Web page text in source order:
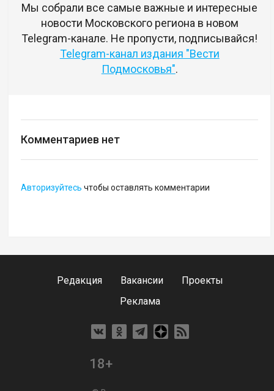
Мы собрали все самые важные и интересные
новости Московского региона в новом
Telegram-канале. Не пропусти, подписывайся!
Telegram-канал издания "Вести
Подмосковья".
Комментариев нет
Авторизуйтесь чтобы оставлять комментарии
Редакция Вакансии
Проекты
Реклама
18+